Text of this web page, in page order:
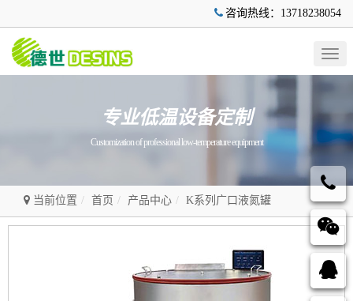
咨询热线：13718238054
专业低温设备定制
Customization of professional low-temperature equipment
当前位置 首页 产品中心 K系列广口液氮罐